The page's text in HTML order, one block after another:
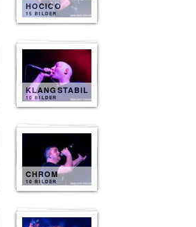
HOCICO
15 BILDER
KLANGSTABIL
10 BILDER
CHROM
10 BILDER